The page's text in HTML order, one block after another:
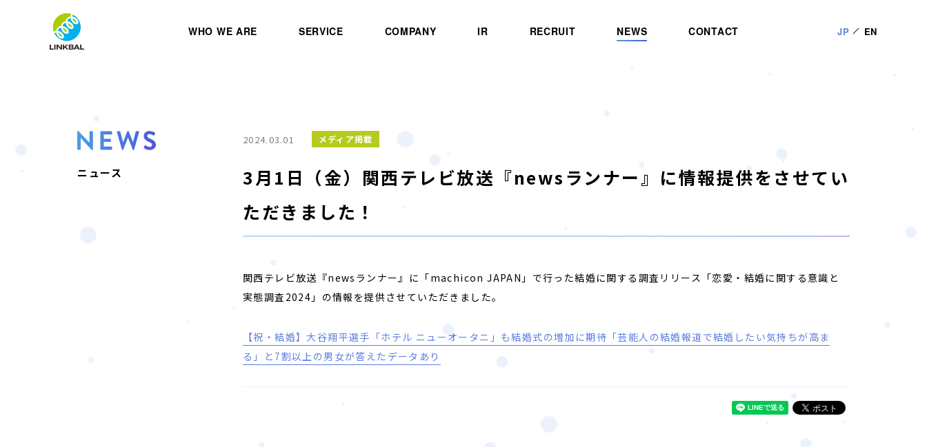
WHO WE ARE SERVICE COMPANY IR RECRUIT NEWS CONTACT JP EN
ニュース
2024.03.01 メディア掲載
3月1日（金）関西テレビ放送『newsランナー』に情報提供をさせてい
ただきました！
関西テレビ放送『newsランナー』に「machicon JAPAN」で行った結婚に関する調査リリース「恋愛・結婚に関する意識と
実態調査2024」の情報を提供させていただきました。
【祝・結婚】大谷翔平選手「ホテル ニューオータニ」も結婚式の増加に期待「芸能人の結婚報道で結婚したい気持ちが高ま
る」と7割以上の男女が答えたデータあり